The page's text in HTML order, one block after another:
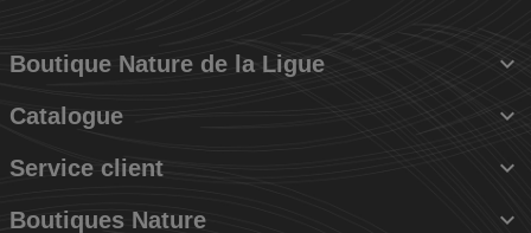
Boutique Nature de la Ligue 
Catalogue 
Service client 
Boutiques Nature 